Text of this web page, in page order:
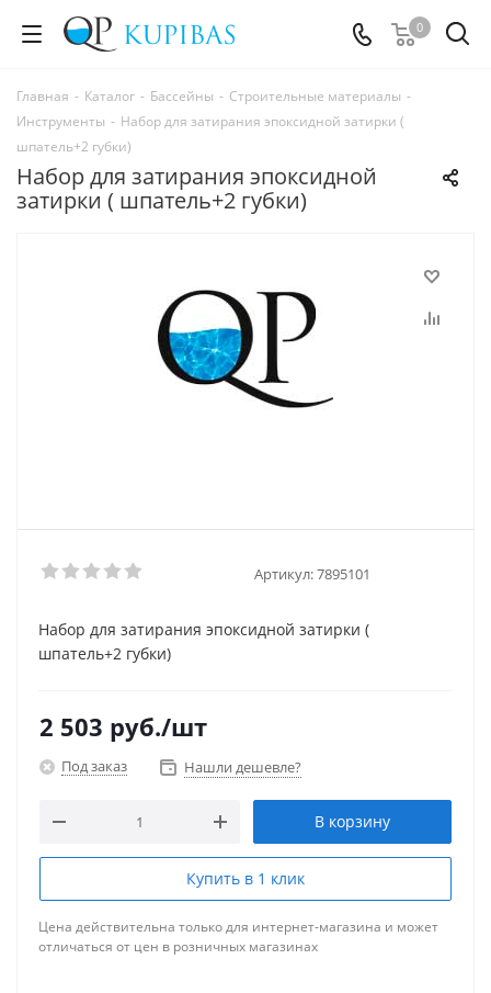
0
Главная - Каталог - Бассейны - Строительные материалы -
Инструменты - Набор для затирания эпоксидной затирки (
шпатель+2 губки)
Набор для затирания эпоксидной
затирки ( шпатель+2 губки)
Артикул:7895101
Набор для затирания эпоксидной затирки (
шпатель+2 губки)
2 503 руб./шт
Под заказ Нашли дешевле?
В корзину
Купить в 1 клик
Цена действительна только для интернет-магазина и может
отличаться от цен в розничных магазинах